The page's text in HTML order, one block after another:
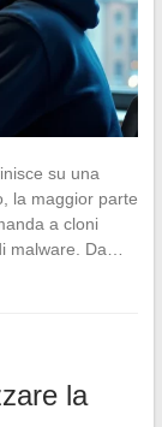
su una
la maggior parte
a cloni
malware. Da…
la